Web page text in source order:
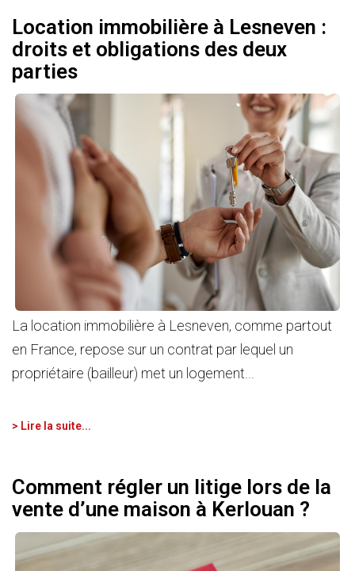
Location immobilière à Lesneven :
droits et obligations des deux
parties
La location immobilière à Lesneven, comme partout
en France, repose sur un contrat par lequel un
propriétaire (bailleur) met un logement...
> Lire la suite...
Comment régler un litige lors de la
vente d’une maison à Kerlouan ?